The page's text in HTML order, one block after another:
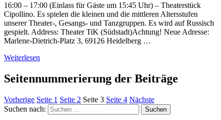
16:00 – 17:00 (Einlass für Gäste um 15:45 Uhr) – Theaterstück
Cipollino. Es spielen die kleinen und die mittleren Altersstufen
unserer Theater-, Gesangs- und Tanzgruppen. Es wird auf Russisch
gespielt. Address: Theater TiK (Südstadt)Achtung! Neue Adresse:
Marlene-Dietrich-Platz 3, 69126 Heidelberg …
Weiterlesen
Seitennummerierung der Beiträge
Vorherige Seite 1 Seite 2 Seite 3 Seite 4 Nächste
Suchen nach: